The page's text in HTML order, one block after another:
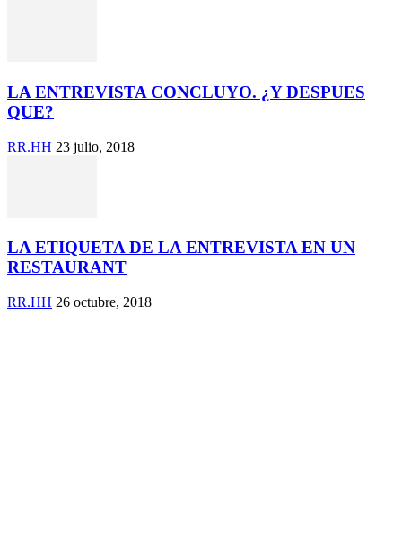
LA ENTREVISTA CONCLUYO. ¿Y DESPUES
QUE?
RR.HH 23 julio, 2018
LA ETIQUETA DE LA ENTREVISTA EN UN
RESTAURANT
RR.HH 26 octubre, 2018